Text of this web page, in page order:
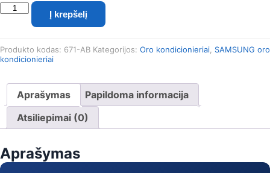
produkto
SAMSUNG
BEVĖJIS
Black
S2,
2.5/3.2
kW
kondicionieriaus
komplektas
Į krepšelį
Produkto kodas: 671-AB Kategorijos: Oro kondicionieriai SAMSUNG oro
kondicionieriai
Aprašymas
Papildoma informacija
Atsiliepimai (0)
Aprašymas